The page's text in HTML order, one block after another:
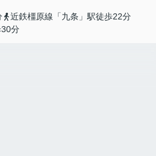
近鉄橿原線「九条」駅徒歩22分
分